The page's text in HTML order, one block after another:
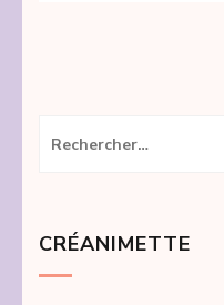
Rechercher :
CRÉANIMETTE